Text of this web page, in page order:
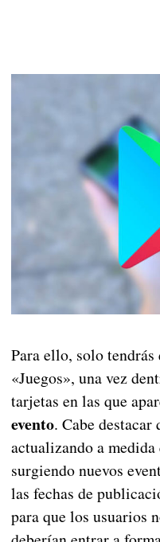
Para ello, solo tendrás
«Juegos», una vez
tarjetas en las que
evento. Cabe destacar
actualizando a medida
surgiendo nuevos
las fechas de
para que los usuarios